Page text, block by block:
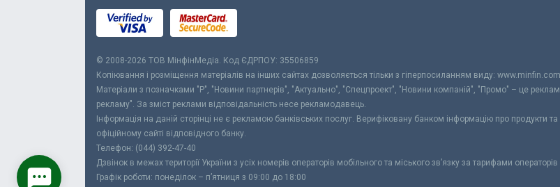
© 2008-2026 ТОВ МiнфiнМедiа. Код ЄДРПОУ: 35506859
Копіювання і розміщення матеріалів на інших сайтах дозволяється тільки з гіперпосиланням виду:
Матеріали з позначками "Р", "Новини партнерів", "Актуально", "Спецпроект", "Новини компаній", "Промо" – це
рекламу". За зміст реклами відповідальність несе рекламодавець.
Інформація на даній сторінці не є рекламою банківських послуг. Верифіковану банком інформацію про продукти
офіційному сайті відповідного банку.
Телефон: (044) 392-47-40
Дзвінок в межах території України з усіх номерів операторів мобільного та міського зв’язку за тарифами операторів
Графік роботи: понеділок – п’ятниця з 09:00 до 18:00